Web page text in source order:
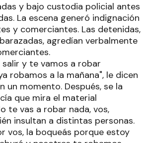
y bajo custodia policial antes
La escena generó indignación
y comerciantes. Las detenidas,
agredían verbalmente
salir y te vamos a robar
robamos a la mañana", le dicen
un momento. Después, se la
que mira el material
te vas a robar nada, vos,
insultan a distintas personas.
vos, la boqueás porque estoy